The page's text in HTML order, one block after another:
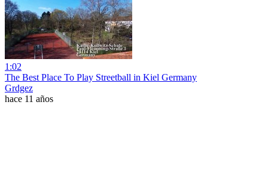
1:02
The Best Place To Play Streetball in Kiel Germany
Grdgez
hace 11 años